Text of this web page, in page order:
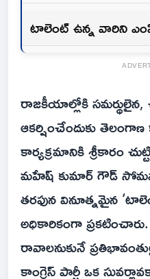
టాలెంట్ ఉన్న వారిని
రాజకీయాల్లోకి సమర్థులైన,
ఆకర్షించేందుకు
కార్యక్రమానికి శ్రీకారం
మహేష్ కుమార్ గౌడ్
తరఫున వినూత్నమైన
అధికారికంగా
రావాలనుకునే
కాంగ్రెస్ పార్టీ ఒక